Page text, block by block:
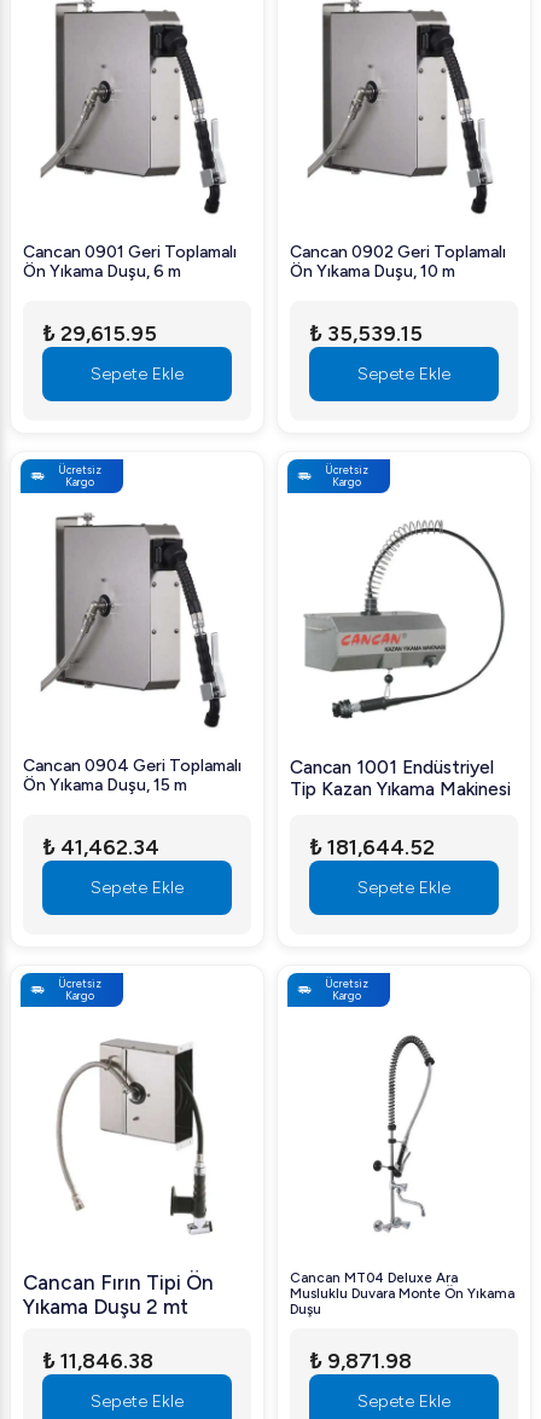
Cancan 0901 Geri Toplamalı
Ön Yıkama Duşu, 6 m
₺ 29,615.95
Sepete Ekle
Cancan 0902 Geri Toplamalı
Ön Yıkama Duşu, 10 m
₺ 35,539.15
Sepete Ekle
Ücretsiz
Kargo
Cancan 0904 Geri Toplamalı
Ön Yıkama Duşu, 15 m
₺ 41,462.34
Sepete Ekle
Ücretsiz
Kargo
Cancan 1001 Endüstriyel
Tip Kazan Yıkama Makinesi
₺ 181,644.52
Sepete Ekle
Ücretsiz
Kargo
Cancan Fırın Tipi Ön
Yıkama Duşu 2 mt
₺ 11,846.38
Sepete Ekle
Ücretsiz
Kargo
Cancan MT04 Deluxe Ara
Musluklu Duvara Monte Ön Yıkama
Duşu
₺ 9,871.98
Sepete Ekle